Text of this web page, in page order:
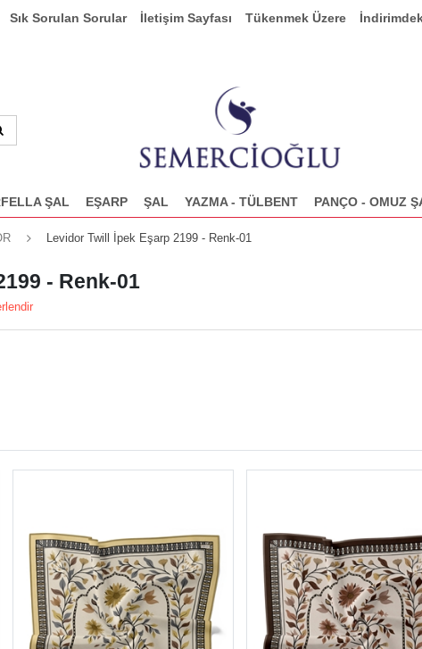
Sık Sorulan Sorular İletişim Sayfası Tükenmek Üzere
ŞAL EŞARP ŞAL YAZMA - TÜLBENT PANÇO - OMUZ
Levidor Twill İpek Eşarp 2199 - Renk-01
- Renk-01